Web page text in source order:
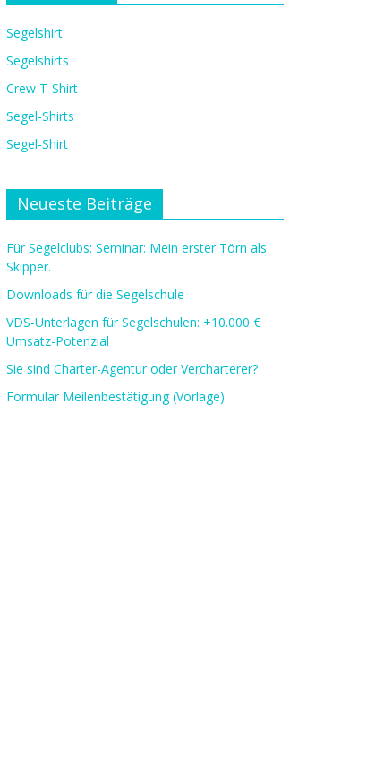
Segelshirt
Segelshirts
Crew T-Shirt
Segel-Shirts
Segel-Shirt
Neueste Beiträge
Für Segelclubs: Seminar: Mein erster Törn als
Skipper.
Downloads für die Segelschule
VDS-Unterlagen für Segelschulen: +10.000 €
Umsatz-Potenzial
Sie sind Charter-Agentur oder Vercharterer?
Formular Meilenbestätigung (Vorlage)